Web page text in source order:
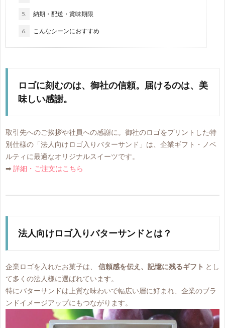
5. 納期・配送・賞味期限
6. こんなシーンにおすすめ
ロゴに刻むのは、御社の信頼。届けるのは、美
味しい感謝。
取引先へのご挨拶や社員への感謝に。御社のロゴをプリントした特
別仕様の「法人向けロゴ入りバターサンド」は、企業ギフト・ノベ
ルティに最適なオリジナルスイーツです。
➡ 詳細・ご注文はこちら
法人向けロゴ入りバターサンドとは？
企業ロゴを入れたお菓子は、 信頼感を伝え、記憶に残るギフト とし
て多くの法人様に選ばれています。
特にバターサンドは上質な味わいで幅広い層に好まれ、企業のブラ
ンドイメージアップにもつながります。